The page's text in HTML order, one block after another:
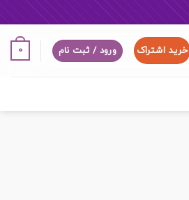
خرید اشتراک ورود / ثبت نام 0